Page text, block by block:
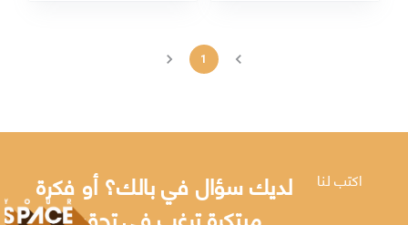
1
لديك سؤال في بالك؟ أو فكرة
اكتب لنا